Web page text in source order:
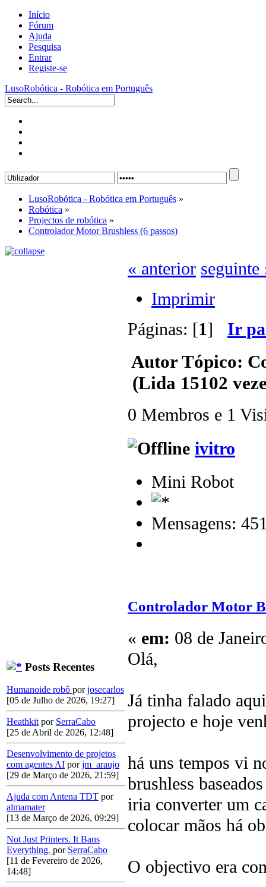
Início
Fórum
Ajuda
Pesquisa
Entrar
Registe-se
LusoRobótica - Robótica em Português
LusoRobótica - Robótica em Português »
Robótica »
Projectos de robótica »
Controlador Motor Brushless (6 passos)
Posts Recentes
Humanoide robô porjosecarlos
[05 de Julho de 2026, 19:27]
Heathkit por SerraCabo
[25 de Abril de 2026, 12:48]
Desenvolvimento de projetos
com agentes AI porjm_araujo
[29 de Março de 2026, 21:59]
Ajuda com Antena TDT por
almamater
[13 de Março de 2026, 09:29]
Not Just Printers. It Bans
Everything. por SerraCabo
[11 de Fevereiro de 2026,
14:48]
« anterior seguinte
Imprimir
Páginas: [1] Ir
AutorTópico:
(Lida 15102
0 Membros e 1
ivitro
Mini Robot
Mensagens:
Controlador Motor
« em: 08 de
Olá,
Já tinha falado
projecto e hoje
há uns tempos vi
brushless
iria converter um
colocar mãos há
O objectivo era